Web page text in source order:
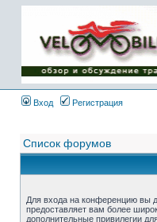
Вход Регистрация
Список форумов
Для входа на конференцию вы
предоставляет вам более
дополнительные привилегии